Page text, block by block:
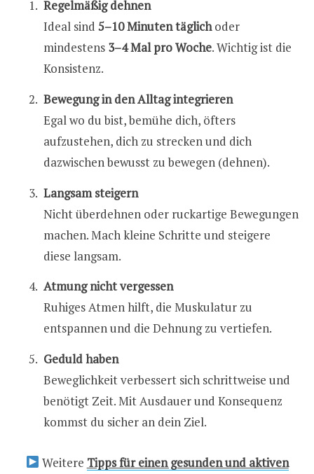
Regelmäßig dehnen
Ideal sind 5–10 Minuten täglichoder
mindestens 3–4 Mal pro Woche. Wichtig ist die
Konsistenz.
Bewegung in den Alltag integrieren
Egal wo du bist, bemühe dich, öfters
aufzustehen, dich zu strecken und dich
dazwischen bewusst zu bewegen (dehnen).
Langsam steigern
Nicht überdehnen oder ruckartige Bewegungen
machen. Mach kleine Schritte und steigere
diese langsam.
Atmung nicht vergessen
Ruhiges Atmen hilft, die Muskulatur zu
entspannen und die Dehnung zu vertiefen.
Geduld haben
Beweglichkeit verbessert sich schrittweise und
benötigt Zeit. Mit Ausdauer und Konsequenz
kommst du sicher an dein Ziel.
Weitere Tipps für einen gesunden und aktiven